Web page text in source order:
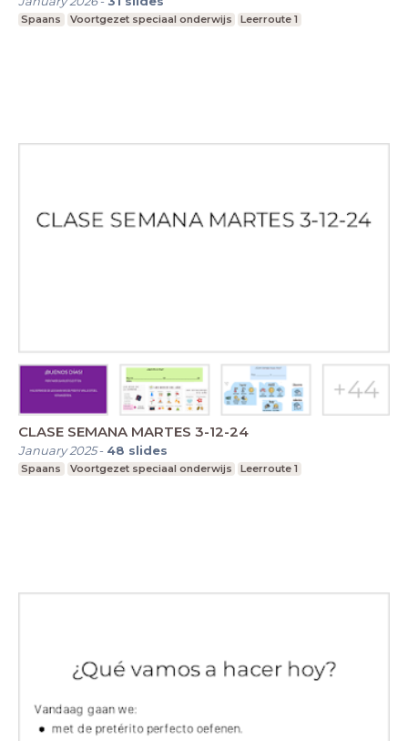
Spaans Voortgezet speciaal onderwijs Leerroute 1
CLASE SEMANA MARTES 3-12-24
January 2025- 48 slides
Spaans Voortgezet speciaal onderwijs Leerroute 1